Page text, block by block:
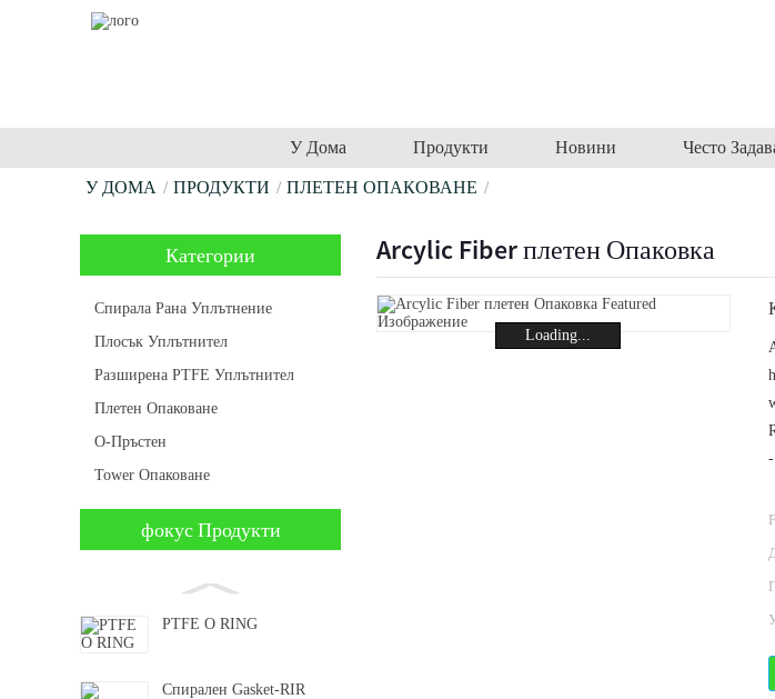
У Дома Продукти Новини Често
У ДОМА ПРОДУКТИ ПЛЕТЕН ОПАКОВАНЕ
Категории
Спирала Рана Уплътнение
Плосък Уплътнител
Разширена PTFE Уплътнител
Плетен Опаковане
О-Пръстен
Tower Опаковане
фокус Продукти
PTFE О RING
Спирален Gasket-RIR
Arcylic Fiber плетен Опаковка
Loading...